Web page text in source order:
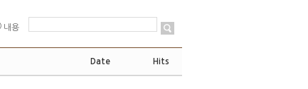
내용
Date Hits